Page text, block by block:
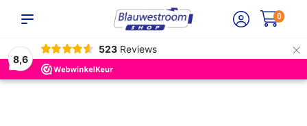
8,6
523 Reviews ×
0